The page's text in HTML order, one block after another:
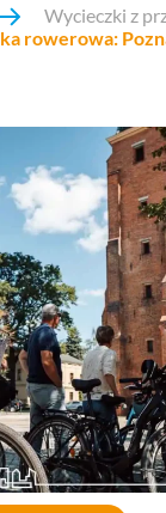
Wycieczki z
rowerowa: